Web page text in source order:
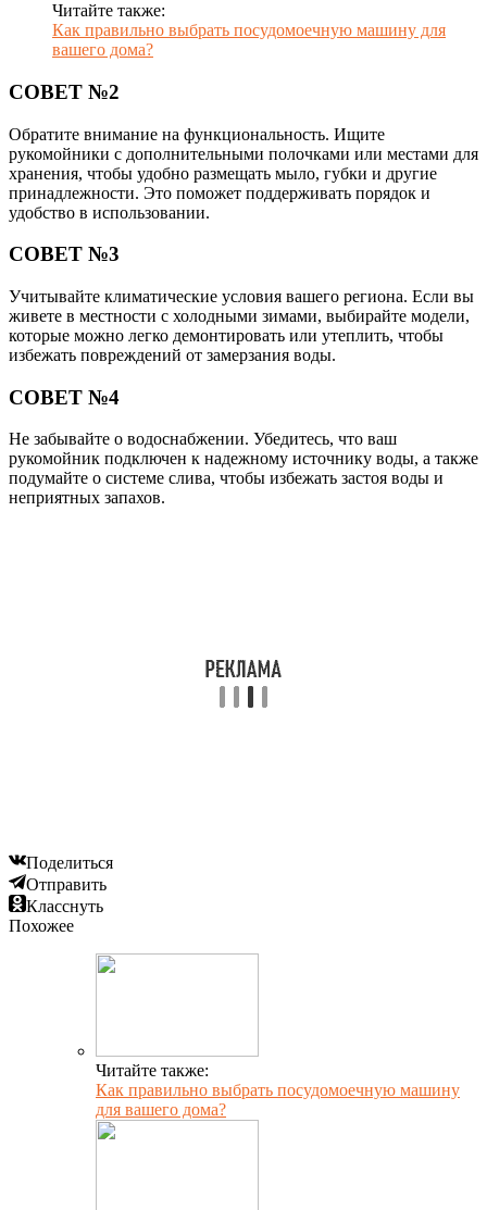
Читайте также:
Как правильно выбрать посудомоечную машину для
вашего дома?
СОВЕТ №2
Обратите внимание на функциональность. Ищите
рукомойники с дополнительными полочками или местами для
хранения, чтобы удобно размещать мыло, губки и другие
принадлежности. Это поможет поддерживать порядок и
удобство в использовании.
СОВЕТ №3
Учитывайте климатические условия вашего региона. Если вы
живете в местности с холодными зимами, выбирайте модели,
которые можно легко демонтировать или утеплить, чтобы
избежать повреждений от замерзания воды.
СОВЕТ №4
Не забывайте о водоснабжении. Убедитесь, что ваш
рукомойник подключен к надежному источнику воды, а также
подумайте о системе слива, чтобы избежать застоя воды и
неприятных запахов.
Поделиться
Отправить
Класснуть
Похожее
Читайте также:
Как правильно выбрать посудомоечную машину
для вашего дома?